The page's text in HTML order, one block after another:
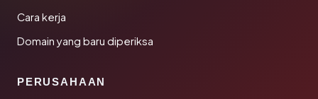
Cara kerja
Domain yang baru diperiksa
PERUSAHAAN